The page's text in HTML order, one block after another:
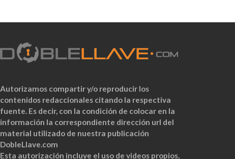
Autorizamos compartir y/o reproducir los
contenidos redaccionales citando la respectiva
fuente. Es decir, con la condición de colocar en la
información la correspondiente dirección url del
material utilizado de nuestra publicación
DobleLlave.com
Esta autorización incluye el uso de videos propios,